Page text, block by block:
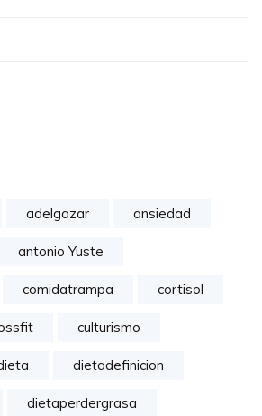
adelgazar ansiedad
antonio Yuste
comidatrampa cortisol
culturismo
dietadefinicion
dietaperdergrasa